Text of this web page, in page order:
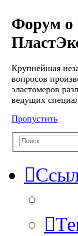
Форум о
Крупнейшая
вопросов
эластомеров
ведущих
Пропустить